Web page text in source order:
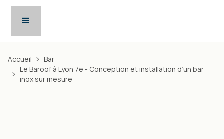
Accueil
Bar
Le Baroof à Lyon 7e - Conception et installation d’un bar
inox sur mesure